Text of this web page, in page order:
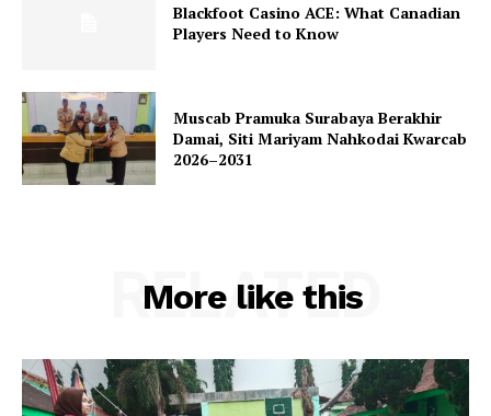
Blackfoot Casino ACE: What Canadian
Players Need to Know
Muscab Pramuka Surabaya Berakhir
Damai, Siti Mariyam Nahkodai Kwarcab
2026–2031
More like this
RELATED